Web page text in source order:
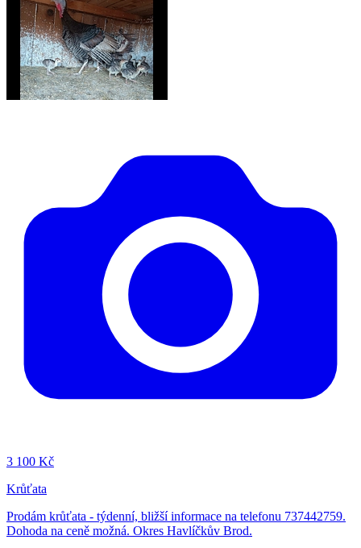
3 100 Kč
Krůťata
Prodám krůťata - týdenní, bližší informace na telefonu 737442759.
Dohoda na ceně možná. Okres Havlíčkův Brod.